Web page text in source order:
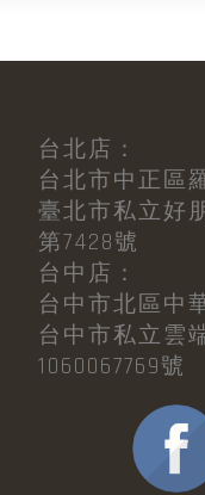
台北店：
台北市中正區
臺北市私立好
第7428號
台中店：
台中市北區中
台中市私立雲
1060067769號